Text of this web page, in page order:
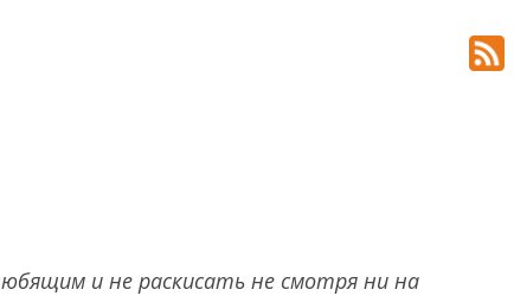
и не раскисать не смотря ни на